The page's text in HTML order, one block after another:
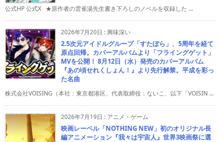
公式HP 公式X ★原作者の雲雀湯先生書き下ろしのノベルを収録した ...
2026年7月20日 :興味深い
2.5次元アイドルグループ「すたぽら」、5周年を経て
原点回帰。カバーアルバムより「フライングゲット」
MVを公開！ 8月12日（水）発売のカバーアルバム
『あの頃せれくしょん！』より先行解禁。平成を彩っ
た名曲
株式会社VOISING（本社：東京都港区、代表取締役：ないこ、以下「VOISIN ...
2026年7月19日 : アニメ・ゲーム
映画レーベル「NOTHING NEW」初のオリジナル長
編アニメーション『我々は宇宙人』世界3映画祭に選